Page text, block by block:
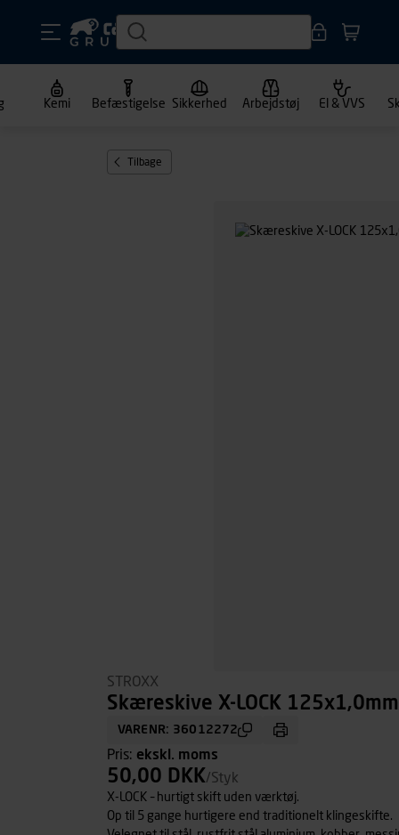
Kemi Befæstigelse Sikkerhed Arbejdstøj El & VVS
Tilbage
STROXX
Skæreskive X-LOCK
VARENR: 36012272
Pris: ekskl. moms
50,00 DKK/Styk
X-LOCK – hurtigt skift uden værktøj.
Op til 5 gange hurtigere end traditionelt klingeskifte.